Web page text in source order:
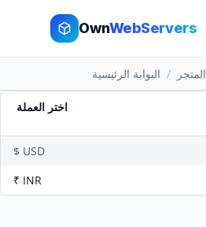
OwnWebServers
البوابة الرئيسية المتجر
اختر العملة
$ USD
₹ INR